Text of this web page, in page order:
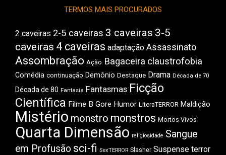
TERMOS MAIS PROCURADOS
2 caveiras 2-5 caveiras 3 caveiras 3-5
caveiras 4 caveiras adaptação Assassinato
Assombração Ação Bagaceira claustrofobia
Comédia continuação Demônio Destaque Drama Década de 70
Década de 80 Fantasia Fantasmas Ficção
Científica Filme B Gore Humor LiteraTERROR Maldição
Mistério monstro monstros Mortos Vivos
Quarta Dimensão religiosidade Sangue
em Profusão sci-fi SexTERROR Slasher Suspense terror